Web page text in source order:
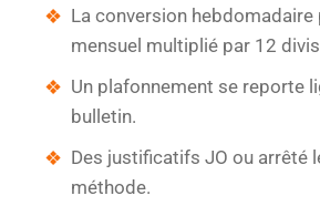
La conversion
mensuel multiplié par 12
Un plafonnement se reporte
bulletin.
Des justificatifs JO ou arrêté
méthode.